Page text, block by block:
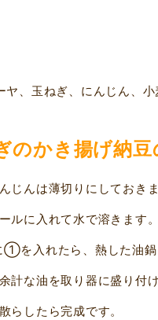
ヤ、玉ねぎ、にんじん、
のかき揚げ納豆
んは薄切りにしておきま
に入れて水で溶きます。
入れたら、熱した油鍋
な油を取り器に盛り付け
したら完成です。